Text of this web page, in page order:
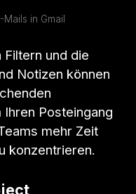
in Gmail
und die
Notizen können
Posteingang
mehr Zeit
konzentrieren.